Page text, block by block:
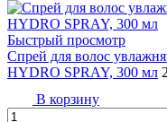
Быстрый просмотр
Спрей для волос
HYDRO SPRAY, 300 мл
В корзину